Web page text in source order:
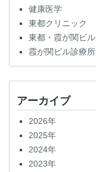
健康医学
東都クリニック
東都・霞が関ビル
霞が関ビル診療所
アーカイブ
2026年
2025年
2024年
2023年